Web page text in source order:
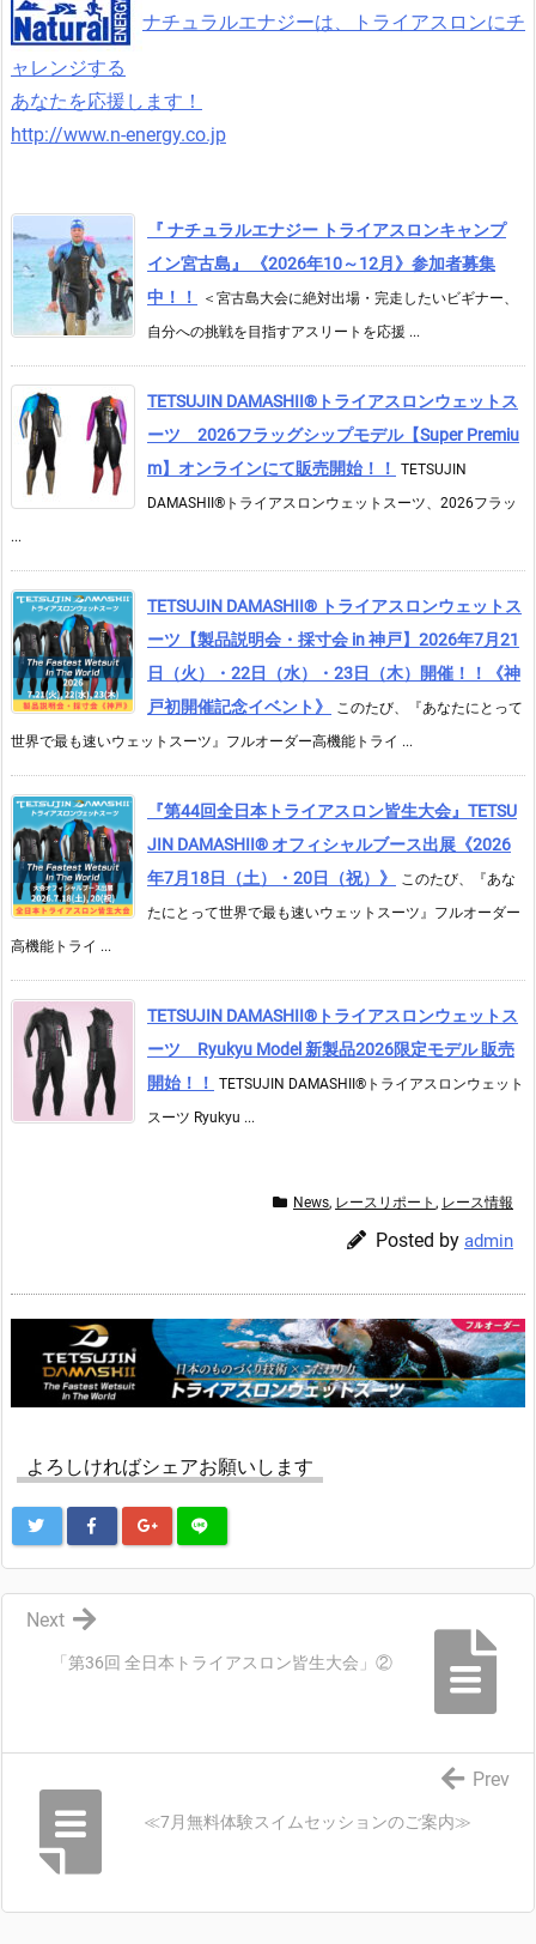
ナチュラルエナジーは、トライアスロンにチ
ャレンジする
あなたを応援します！
http://www.n-energy.co.jp
『 ナチュラルエナジー トライアスロンキャンプ
イン宮古島』 《2026年10～12月》参加者募集
中！！
＜宮古島大会に絶対出場・完走したいビギナー、
自分への挑戦を目指すアスリートを応援 ...
TETSUJIN DAMASHII®︎トライアスロンウェットス
ーツ 2026フラッグシップモデル【Super Premiu
m】オンラインにて販売開始！！
TETSUJIN
DAMASHII®トライアスロンウェットスーツ、2026フラッ
...
TETSUJIN DAMASHII® トライアスロンウェットス
ーツ【製品説明会・採寸会 in 神戸】2026年7月21
日（火）・22日（水）・23日（木）開催！！《神
戸初開催記念イベント》
このたび、『あなたにとって
世界で最も速いウェットスーツ』フルオーダー高機能トライ ...
『第44回全日本トライアスロン皆生大会』TETSU
JIN DAMASHII® オフィシャルブース出展《2026
年7月18日（土）・20日（祝）》
このたび、『あな
たにとって世界で最も速いウェットスーツ』フルオーダー
高機能トライ ...
TETSUJIN DAMASHII®︎トライアスロンウェットス
ーツ Ryukyu Model 新製品2026限定モデル 販売
開始！！
TETSUJIN DAMASHII®︎トライアスロンウェット
スーツ Ryukyu ...
News, レースリポート , レース情報
Posted by admin
よろしければシェアお願いします
「第36回 全日本トライアスロン皆生大会」②
Next
≪7月無料体験スイムセッションのご案内≫
Prev